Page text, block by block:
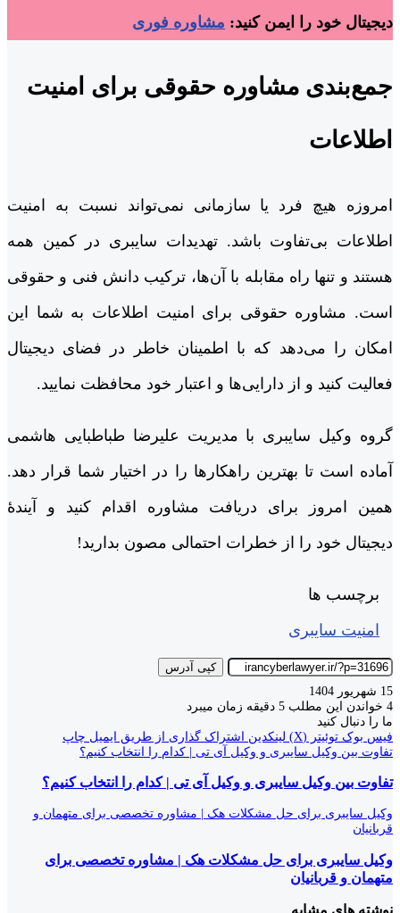
دیجیتال خود را ایمن کنید: مشاوره فوری
جمع‌بندی مشاوره حقوقی برای امنیت
اطلاعات
امروزه هیچ فرد یا سازمانی نمی‌تواند نسبت به امنیت
اطلاعات بی‌تفاوت باشد. تهدیدات سایبری در کمین همه
هستند و تنها راه مقابله با آن‌ها، ترکیب دانش فنی و حقوقی
است. مشاوره حقوقی برای امنیت اطلاعات به شما این
امکان را می‌دهد که با اطمینان خاطر در فضای دیجیتال
فعالیت کنید و از دارایی‌ها و اعتبار خود محافظت نمایید.
گروه وکیل سایبری با مدیریت علیرضا طباطبایی هاشمی
آماده است تا بهترین راهکارها را در اختیار شما قرار دهد.
همین امروز برای دریافت مشاوره اقدام کنید و آیندۀ
دیجیتال خود را از خطرات احتمالی مصون بدارید!
برچسب ها
امنیت سایبری
کپی آدرس
15 شهریور 1404
4 خواندن این مطلب 5 دقیقه زمان میبرد
ما را دنبال کنید
فیس بوک توئیتر (X) لینکدین اشتراک گذاری از طریق ایمیل چاپ
تفاوت بین وکیل سایبری و وکیل آی تی | کدام را انتخاب کنیم؟
تفاوت بین وکیل سایبری و وکیل آی تی | کدام را انتخاب کنیم؟
وکیل سایبری برای حل مشکلات هک | مشاوره تخصصی برای متهمان و
قربانیان
وکیل سایبری برای حل مشکلات هک | مشاوره تخصصی برای
متهمان و قربانیان